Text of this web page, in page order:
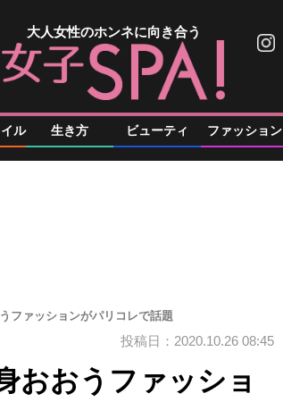
大人女性のホンネに向き合う
ル 生き方 ビューティ ファッション
ファッションがパリコレで話題
投稿日：2020.10.26 08:45
おおうファッショ